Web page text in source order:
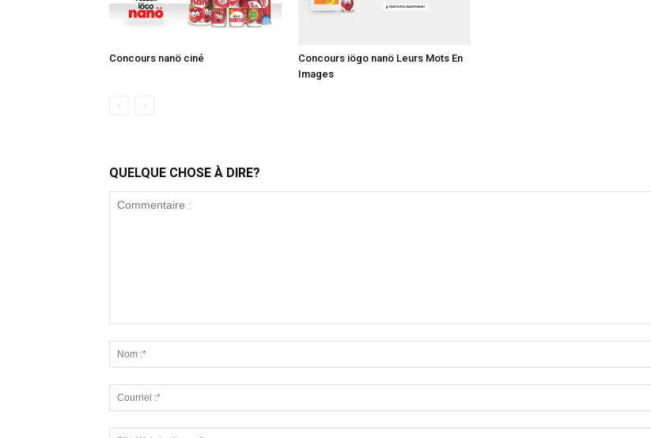
Concours nanö ciné
Concours iögo nanö Leurs Mots En
Images
QUELQUE CHOSE À DIRE?